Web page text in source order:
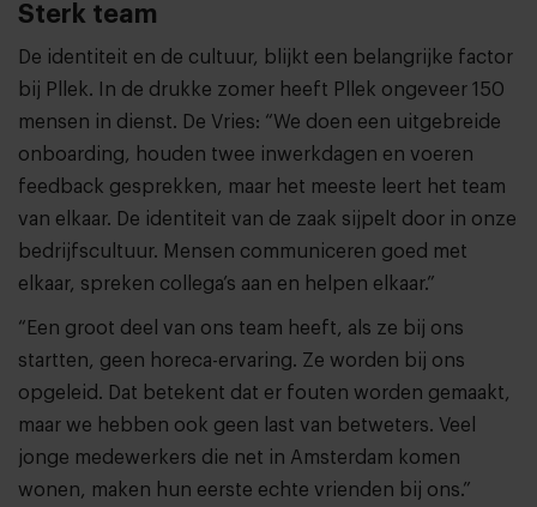
Sterk team
De identiteit en de cultuur, blijkt een belangrijke factor
bij Pllek. In de drukke zomer heeft Pllek ongeveer 150
mensen in dienst. De Vries: “We doen een uitgebreide
onboarding, houden twee inwerkdagen en voeren
feedback gesprekken, maar het meeste leert het team
van elkaar. De identiteit van de zaak sijpelt door in onze
bedrijfscultuur. Mensen communiceren goed met
elkaar, spreken collega’s aan en helpen elkaar.”
“Een groot deel van ons team heeft, als ze bij ons
startten, geen horeca-ervaring. Ze worden bij ons
opgeleid. Dat betekent dat er fouten worden gemaakt,
maar we hebben ook geen last van betweters. Veel
jonge medewerkers die net in Amsterdam komen
wonen, maken hun eerste echte vrienden bij ons.”